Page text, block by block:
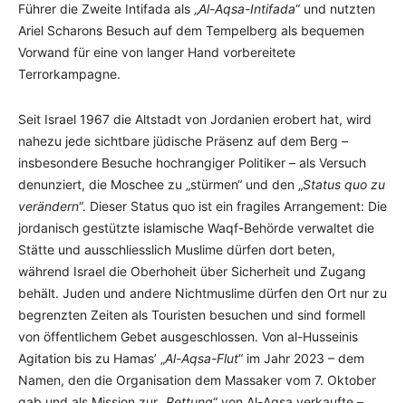
Führer die Zweite Intifada als „Al-Aqsa-Intifada“ und nutzten
Ariel Scharons Besuch auf dem Tempelberg als bequemen
Vorwand für eine von langer Hand vorbereitete
Terrorkampagne.
Seit Israel 1967 die Altstadt von Jordanien erobert hat, wird
nahezu jede sichtbare jüdische Präsenz auf dem Berg –
insbesondere Besuche hochrangiger Politiker – als Versuch
denunziert, die Moschee zu „stürmen“ und den „Status quo zu
verändern“. Dieser Status quo ist ein fragiles Arrangement: Die
jordanisch gestützte islamische Waqf-Behörde verwaltet die
Stätte und ausschliesslich Muslime dürfen dort beten,
während Israel die Oberhoheit über Sicherheit und Zugang
behält. Juden und andere Nichtmuslime dürfen den Ort nur zu
begrenzten Zeiten als Touristen besuchen und sind formell
von öffentlichem Gebet ausgeschlossen. Von al-Husseinis
Agitation bis zu Hamas’ „Al-Aqsa-Flut“ im Jahr 2023 – dem
Namen, den die Organisation dem Massaker vom 7. Oktober